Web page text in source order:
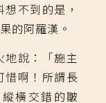
不到的是，
的阿羅漢。
說：「施主
惜啊！所謂長
橫交錯的皺